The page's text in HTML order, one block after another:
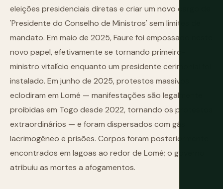
eleições presidenciais diretas e criar um novo cargo de
'Presidente do Conselho de Ministros' sem limites de
mandato. Em maio de 2025, Faure foi empossado neste
novo papel, efetivamente se tornando primeiro-
ministro vitalício enquanto um presidente cerimonial foi
instalado. Em junho de 2025, protestos massivos
eclodiram em Lomé — manifestações são legalmente
proibidas em Togo desde 2022, tornando os protestos
extraordinários — e foram dispersados com gás
lacrimogêneo e prisões. Corpos foram posteriormente
encontrados em lagoas ao redor de Lomé; o governo
atribuiu as mortes a afogamentos.